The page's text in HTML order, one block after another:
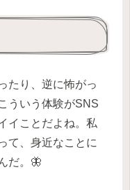
たり、逆に怖がっ
ういう体験がSNS
イことだよね。私
て、身近なことに
だ。🦋